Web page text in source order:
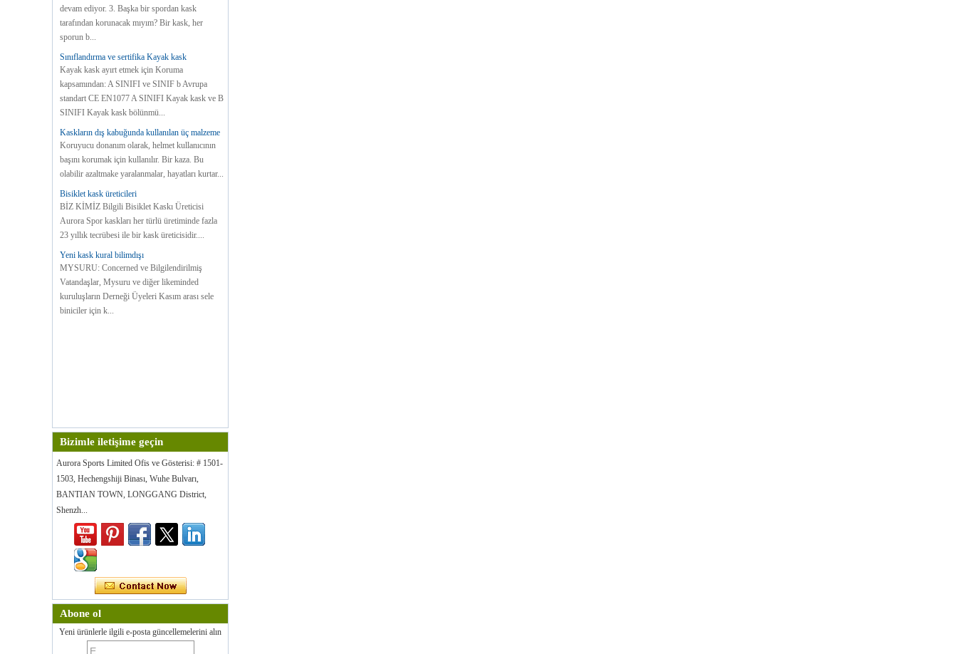
devam ediyor. 3. Başka bir spordan kask
tarafından korunacak mıyım? Bir kask, her
sporun b...
Sınıflandırma ve sertifika Kayak kask
Kayak kask ayırt etmek için Koruma
kapsamından: A SINIFI ve SINIF b Avrupa
standart CE EN1077 A SINIFI Kayak kask ve B
SINIFI Kayak kask bölünmü...
Kaskların dış kabuğunda kullanılan üç malzeme
Koruyucu donanım olarak, helmet kullanıcının
başını korumak için kullanılır. Bir kaza. Bu
olabilir azaltmake yaralanmalar, hayatları kurtar...
Bisiklet kask üreticileri
BİZ KİMİZ Bilgili Bisiklet Kaskı Üreticisi
Aurora Spor kaskları her türlü üretiminde fazla
23 yıllık tecrübesi ile bir kask üreticisidir....
Yeni kask kural bilimdışı
MYSURU: Concerned ve Bilgilendirilmiş
Vatandaşlar, Mysuru ve diğer likeminded
kuruluşların Derneği Üyeleri Kasım arası sele
biniciler için k...
Bizimle iletişime geçin
Aurora Sports Limited Ofis ve Gösterisi: # 1501-
1503, Hechengshiji Binası, Wuhe Bulvarı,
BANTIAN TOWN, LONGGANG District,
Shenzh...
Abone ol
Yeni ürünlerle ilgili e-posta güncellemelerini alın